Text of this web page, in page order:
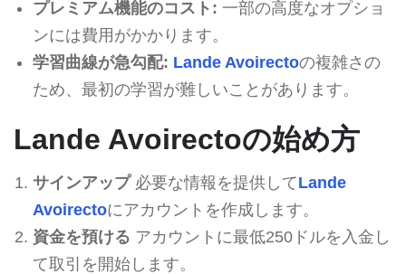
プレミアム機能のコスト: 一部の高度なオプショ
ンには費用がかかります。
学習曲線が急勾配: Lande Avoirectoの複雑さの
ため、最初の学習が難しいことがあります。
Lande Avoirectoの始め方
サインアップ必要な情報を提供してLande
Avoirectoにアカウントを作成します。
資金を預ける アカウントに最低250ドルを入金し
て取引を開始します。